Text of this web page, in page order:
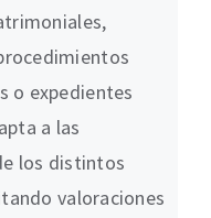
o expedientes
a las
los distintos
valoraciones